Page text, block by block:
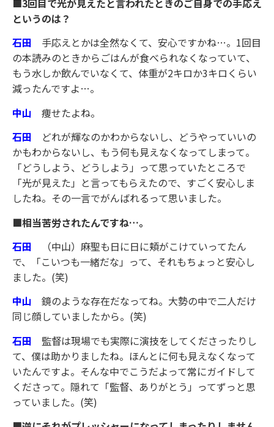
■3回目で光が見えたと言われたときのご自身での手応え
というのは？
石田 手応えとかは全然なくて、安心ですかね…。1回目
の本読みのときからごはんが食べられなくなっていて、
もう水しか飲んでいなくて、体重が2キロか3キロくらい
減ったんですよ…。
中山 痩せたよね。
石田
どれが輝なのかわからないし、どうやっていいの
かもわからないし、もう何も見えなくなってしまって。
「どうしよう、どうしよう」って思っていたところで
「光が見えた」と言ってもらえたので、すごく安心しま
したね。その一言でがんばれるって思いました。
■相当苦労されたんですね…。
石田
（中山）麻聖も日に日に頬がこけていってたん
で、「こいつも一緒だな」って、それもちょっと安心し
ました。(笑)
中山 鏡のような存在だなってね。大勢の中で二人だけ
同じ顔していましたから。(笑)
石田 監督は現場でも実際に演技をしてくださったりし
て、僕は助かりましたね。ほんとに何も見えなくなって
いたんですよ。そんな中でこうだよって常にガイドして
くださって。隠れて「監督、ありがとう」ってずっと思
っていました。(笑)